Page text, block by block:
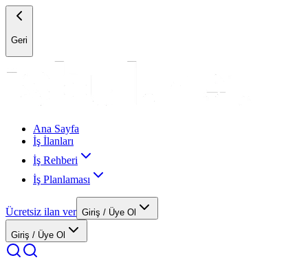
Geri
Ana Sayfa
İş İlanları
İş Rehberi
İş Planlaması
Ücretsiz ilan ver Giriş / Üye Ol
Giriş / Üye Ol